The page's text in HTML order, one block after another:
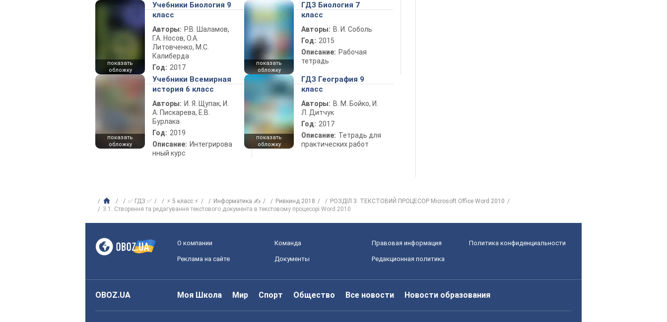
показать
обложку
Учебники Биология 9
класс
Авторы: Р.В. Шаламов,
Г.А. Носов, О.А.
Литовченко, М.С.
Калиберда
Год: 2017
показать
обложку
ГДЗ Биология 7
класс
Авторы: В. И. Соболь
Год: 2015
Описание: Рабочая
тетрадь
показать
обложку
Учебники Всемирная
история 6 класс
Авторы: И. Я. Щупак, И.
А. Пискарева, Е.В.
Бурлака
Год: 2019
Описание: Интегрирова
нный курс
показать
обложку
ГДЗ География 9
класс
Авторы: В. М. Бойко, И.
Л. Дитчук
Год: 2017
Описание: Тетрадь для
практических работ
✅ ГДЗ ✅ ⚡ 5 класс ⚡ Информатика ✍ Ривкинд 2018
РОЗДІЛ 3. ТЕКСТОВИЙ ПРОЦЕСОР Microsoft Office Word 2010
3.1. Створення та редагування текстового документа в текстовому процесорі Word 2010
О компании Команда Правовая информация Политика конфиденциальности
Реклама на сайте Документы Редакционная политика
OBOZ.UA Моя Школа Мир Спорт Общество Все новости Новости образования